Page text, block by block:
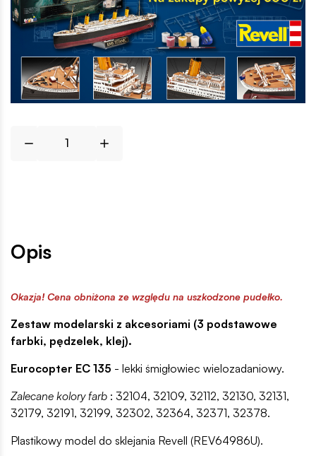
Opis
Okazja! Cena obniżona ze względu na uszkodzone pudełko.
Zestaw modelarski z akcesoriami (3 podstawowe
farbki, pędzelek, klej).
Eurocopter EC 135 - lekki śmigłowiec wielozadaniowy.
Zalecane kolory farb : 32104, 32109, 32112, 32130, 32131,
32179, 32191, 32199, 32302, 32364, 32371, 32378.
Plastikowy model do sklejania Revell (REV64986U).